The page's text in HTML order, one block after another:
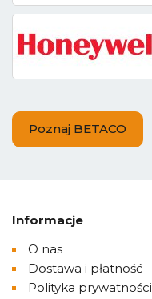
Poznaj BETACO
Informacje
O nas
Dostawa i płatność
Polityka prywatności